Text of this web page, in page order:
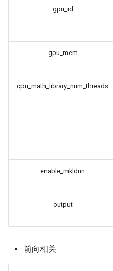
gpu_id
gpu_mem
cpu_math_library_num_threads
enable_mkldnn
output
前向相关